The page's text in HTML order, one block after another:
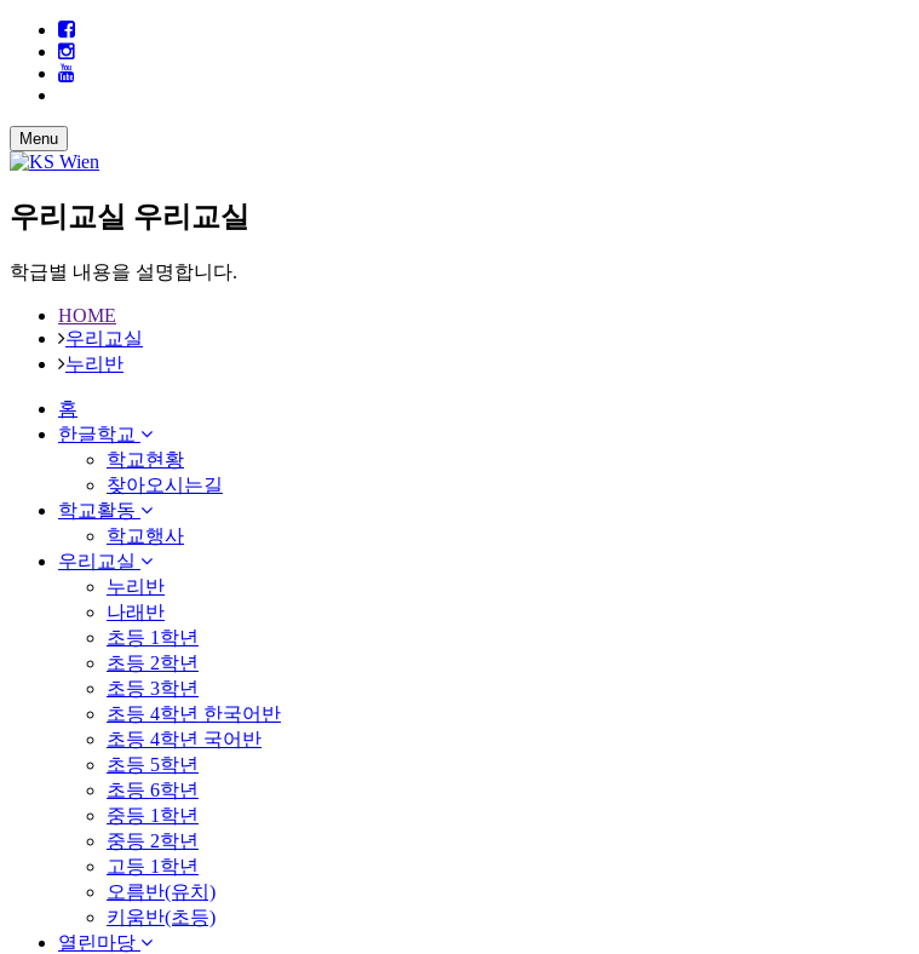
Menu
우리교실 우리교실
학급별 내용을 설명합니다.
HOME
우리교실
누리반
홈
한글학교
학교현황
찾아오시는길
학교활동
학교행사
우리교실
누리반
나래반
초등 1학년
초등 2학년
초등 3학년
초등 4학년 한국어반
초등 4학년 국어반
초등 5학년
초등 6학년
중등 1학년
중등 2학년
고등 1학년
오름반(유치)
키움반(초등)
열린마당